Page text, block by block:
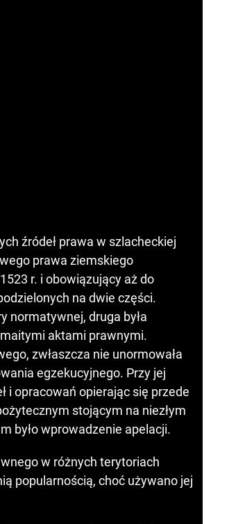
źródeł prawa w szlacheckiej
prawa ziemskiego
r. i obowiązujący aż do
na dwie części.
normatywnej, druga była
aktami prawnymi.
zwłaszcza nie unormowała
egzekucyjnego. Przy jej
i opracowań opierając się przede
stojącym na niezłym
było wprowadzenie apelacji.
w różnych terytoriach
popularnością, choć używano jej